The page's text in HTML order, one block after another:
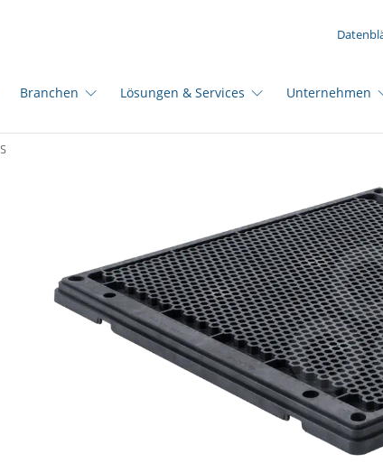
Branchen Lösungen & Services Unternehmen